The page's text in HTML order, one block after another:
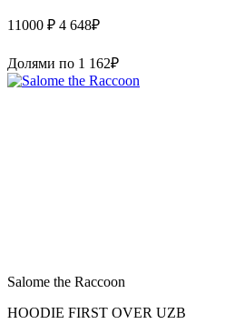
11000 ₽ 4 648₽
Долями по 1 162₽
Salome the Raccoon
HOODIE FIRST OVER UZB